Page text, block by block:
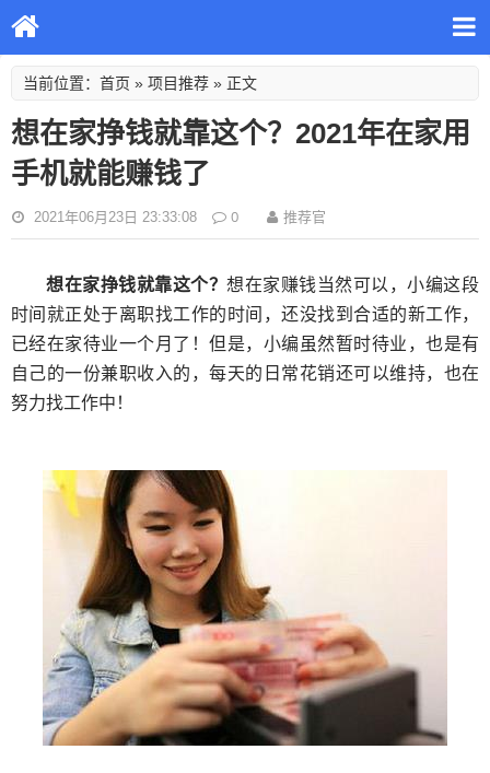
当前位置： 首页 » 项目推荐 » 正文
想在家挣钱就靠这个？2021年在家用
手机就能赚钱了
2021年06月23日 23:33:08 0 推荐官
想在家挣钱就靠这个？想在家赚钱当然可以，小编这段
时间就正处于离职找工作的时间，还没找到合适的新工作，
已经在家待业一个月了！但是，小编虽然暂时待业，也是有
自己的一份兼职收入的，每天的日常花销还可以维持，也在
努力找工作中！